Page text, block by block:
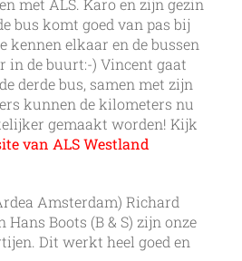
met ALS. Karo en zijn gezin
bus komt goed van pas bij
kennen elkaar en de bussen
in de buurt:-) Vincent gaat
derde bus, samen met zijn
kunnen de kilometers nu
gemaakt worden! Kijk
van ALS Westland
Amsterdam) Richard
Hans Boots (B & S) zijn onze
Dit werkt heel goed en